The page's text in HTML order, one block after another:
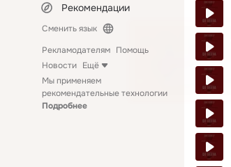
Рекомендации
Сменить язык
Рекламодателям Помощь
Новости Ещё
Мы применяем
рекомендательные технологии
Подробнее